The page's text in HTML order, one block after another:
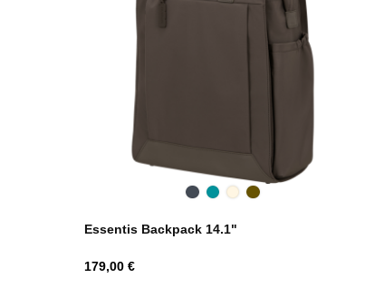
BlackDeepSandstone
Dark
Essentis Backpack 14.1"
Hind
179,00 €